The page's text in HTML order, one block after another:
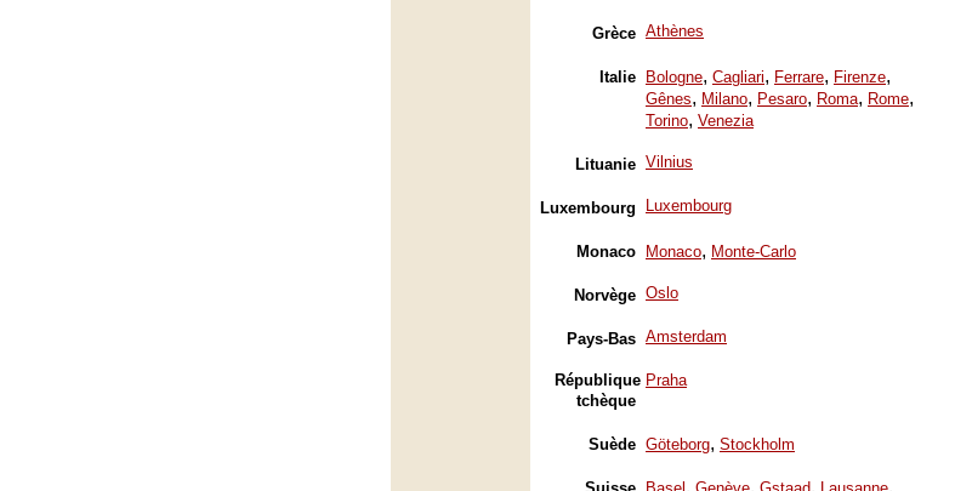
Grèce Athènes
Italie Bologne, Cagliari, Ferrare, Firenze,
Gênes, Milano, Pesaro, Roma, Rome,
Torino, Venezia
Lituanie Vilnius
Luxembourg Luxembourg
Monaco Monaco, Monte-Carlo
Norvège Oslo
Pays-Bas Amsterdam
République
tchèque
Praha
Suède Göteborg, Stockholm
, , , ,